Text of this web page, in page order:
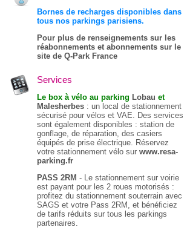
Bornes de recharges disponibles dans
tous nos parkings parisiens.
Pour plus de renseignements sur les
réabonnements et abonnements sur le
site de Q-Park France
Services
Le box à vélo au parking Lobau et
Malesherbes : un local de stationnement
sécurisé pour vélos et VAE. Des services
sont également disponibles : station de
gonflage, de réparation, des casiers
équipés de prise électrique. Réservez
votre stationnement vélo sur www.resa-
parking.fr
PASS 2RM - Le stationnement sur voirie
est payant pour les 2 roues motorisés :
profitez du stationnement souterrain avec
SAGS et votre Pass 2RM, et bénéficiez
de tarifs réduits sur tous les parkings
partenaires.